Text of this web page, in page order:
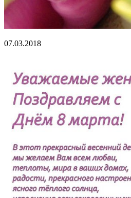
07.03.2018